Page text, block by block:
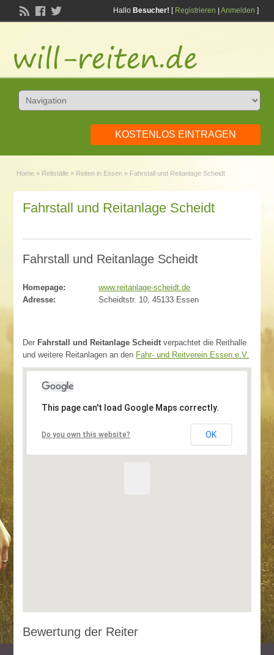
Hallo Besucher! [ Registrieren Anmelden ]
KOSTENLOS EINTRAGEN
Home » Reitställe » Reiten in Essen » Fahrstall und Reitanlage Scheidt
Fahrstall und Reitanlage Scheidt
Fahrstall und Reitanlage Scheidt
Homepage:
www.reitanlage-scheidt.de
Adresse:
Scheidtstr. 10, 45133 Essen
Der Fahrstall und Reitanlage Scheidtverpachtet die Reithalle
und weitere Reitanlagen an den Fahr- und Reitverein Essen.e.V.
This page can't load Google Maps correctly.
Do you own this website? OK
Bewertung der Reiter